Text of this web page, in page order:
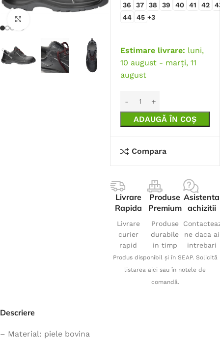
36 37 38 39 40 41 42
44
45 +3
Estimare livrare: luni,
10 august - marți, 11
august
ADAUGĂ ÎN COȘ
Compara
Livrare
Rapida
Livrare
curier
rapid
Produse
Premium
Produse
durabile
in timp
Asistenta
achizitii
ne daca ai
intrebari
Produs disponibil și în SEAP. Solicită
listarea aici sau în notele de
comandă.
Descriere
– Material: piele bovina